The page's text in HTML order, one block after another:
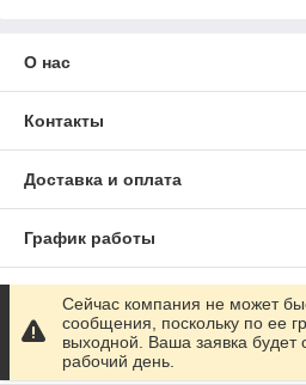
О нас
Контакты
Доставка и оплата
График работы
Полная версия сайта
Сайт создан на маркетплейсе
Сейчас компания не может
сообщения, поскольку по ее
выходной. Ваша заявка
рабочий день.